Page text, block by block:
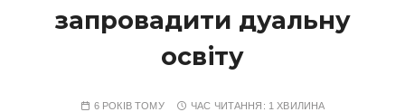
запровадити дуальну
освіту
6 РОКІВ ТОМУ ЧАС ЧИТАННЯ: 1 ХВИЛИНА